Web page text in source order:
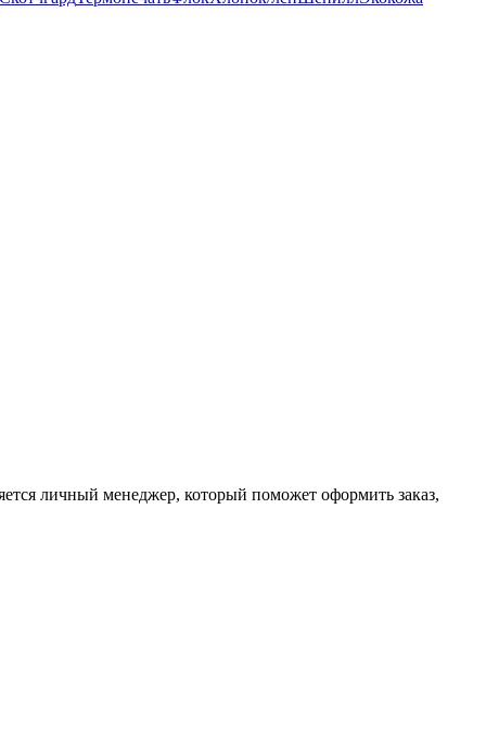
личный менеджер, который поможет оформить заказ,